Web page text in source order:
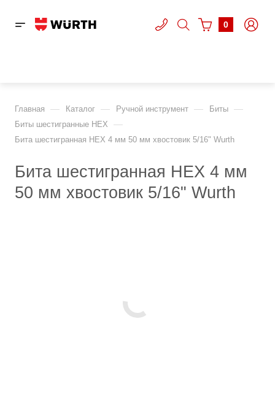
0
Главная — Каталог — Ручной инструмент — Биты —
Биты шестигранные HEX —
Бита шестигранная HEX 4 мм 50 мм хвостовик 5/16" Wurth
Бита шестигранная HEX 4 мм
50 мм хвостовик 5/16" Wurth